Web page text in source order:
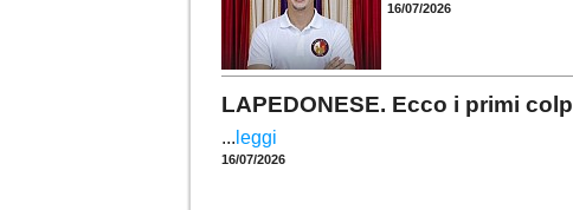
16/07/2026
LAPEDONESE. Ecco i primi
... leggi
16/07/2026